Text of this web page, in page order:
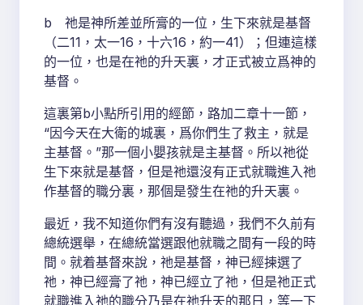
b 祂是神所差並所膏的一位，生下來就是基督
（二11，太一16，十六16，約一41）；但連這樣
的一位，也是在祂的升天裏，才正式被立爲神的
基督。
這裏第b小點所引用的經節，路加二章十一節，
“因今天在大衛的城裏，爲你們生了救主，就是
主基督。”那一個小嬰孩就是主基督。所以祂從
生下來就是基督，但是祂還沒有正式就職進入祂
作基督的職分裏，那個是發生在祂的升天裏。
最近，我不知道你們有沒有聽過，我們不久前有
總統選舉，在總統當選跟他就職之間有一段的時
間。就着基督來說，祂是基督，神已經揀選了
祂，神已經膏了祂，神已經立了祂，但是祂正式
就職進入祂的職分乃是在祂升天的那日，等一下